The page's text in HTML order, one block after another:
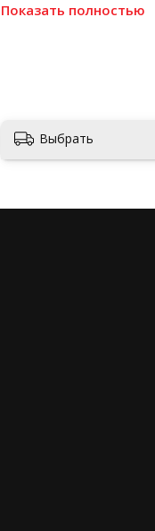
Показать полностью
Выбрать